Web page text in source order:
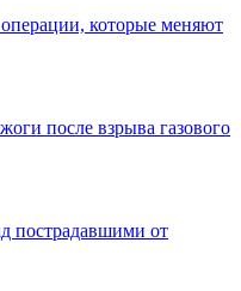
которые меняют
после взрыва газового
пострадавшими от